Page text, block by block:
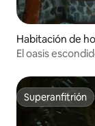
Habitación de
El oasis
Superanfitrión
Superanfitrión